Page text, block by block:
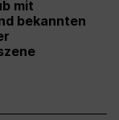
mit
bekannten